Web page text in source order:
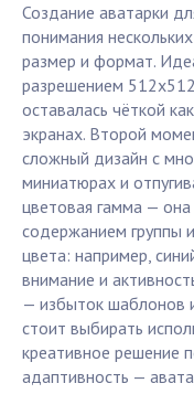
Создание аватарки
понимания
размер и формат.
разрешением
оставалась чёткой
экранах. Второй
сложный дизайн с
миниатюрах и
цветовая гамма —
содержанием группы
цвета: например,
внимание и
— избыток шаблонов
стоит выбирать
креативное решение
адаптивность —